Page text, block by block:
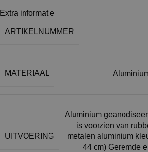
Extra informatie
ARTIKELNUMMER
MATERIAAL
UITVOERING
Aluminium
is voorzien van
metalen aluminium
44 cm) Geremde